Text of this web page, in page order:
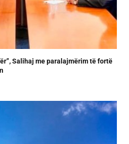
Salihaj me paralajmërim të fortë